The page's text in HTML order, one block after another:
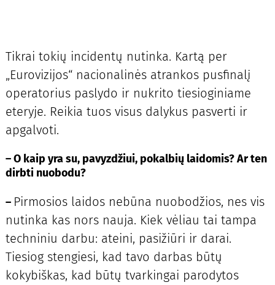
Tikrai tokių incidentų nutinka. Kartą per
„Eurovizijos“ nacionalinės atrankos pusfinalį
operatorius paslydo ir nukrito tiesioginiame
eteryje. Reikia tuos visus dalykus pasverti ir
apgalvoti.
–O kaip yra su, pavyzdžiui, pokalbių laidomis? Ar ten
dirbti nuobodu?
– Pirmosios laidos nebūna nuobodžios, nes vis
nutinka kas nors nauja. Kiek vėliau tai tampa
techniniu darbu: ateini, pasižiūri ir darai.
Tiesiog stengiesi, kad tavo darbas būtų
kokybiškas, kad būtų tvarkingai parodytos